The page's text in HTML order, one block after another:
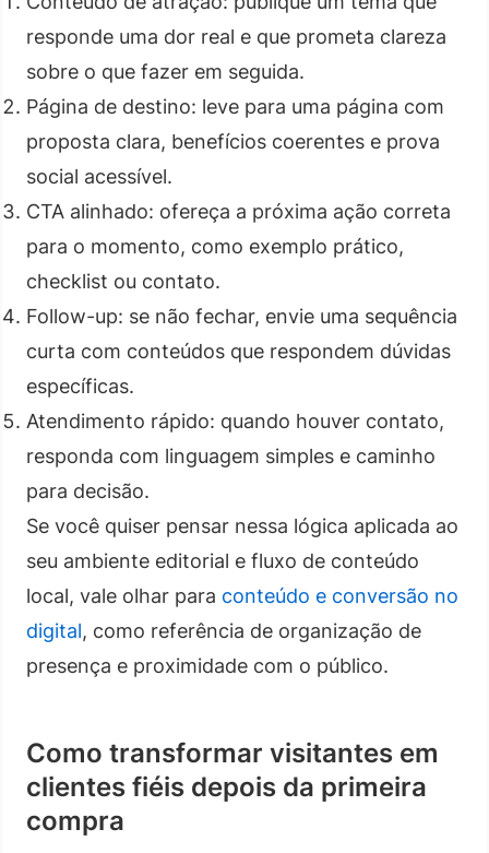
responde uma dor real e que prometa clareza
sobre o que fazer em seguida.
Página de destino: leve para uma página com
proposta clara, benefícios coerentes e prova
social acessível.
CTA alinhado: ofereça a próxima ação correta
para o momento, como exemplo prático,
checklist ou contato.
Follow-up: se não fechar, envie uma sequência
curta com conteúdos que respondem dúvidas
específicas.
Atendimento rápido: quando houver contato,
responda com linguagem simples e caminho
para decisão.
Se você quiser pensar nessa lógica aplicada ao
seu ambiente editorial e fluxo de conteúdo
local, vale olhar para conteúdo e conversão no
digital, como referência de organização de
presença e proximidade com o público.
Como transformar visitantes em
clientes fiéis depois da primeira
compra